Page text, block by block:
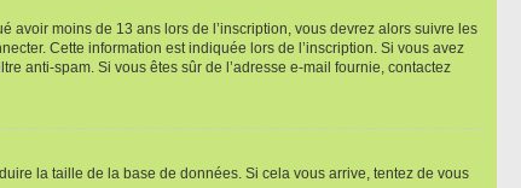
avoir moins de 13 ans lors de l’inscription, vous devrez alors suivre les
Cette information est indiquée lors de l’inscription. Si vous avez
anti-spam. Si vous êtes sûr de l’adresse e-mail fournie, contactez
la taille de la base de données. Si cela vous arrive, tentez de vous